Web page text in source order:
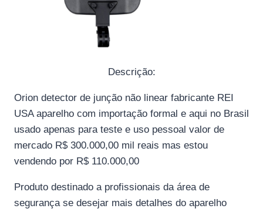
Descrição:
Orion detector de junção não linear fabricante REI
USA aparelho com importação formal e aqui no Brasil
usado apenas para teste e uso pessoal valor de
mercado R$ 300.000,00 mil reais mas estou
vendendo por R$ 110.000,00
Produto destinado a profissionais da área de
segurança se desejar mais detalhes do aparelho